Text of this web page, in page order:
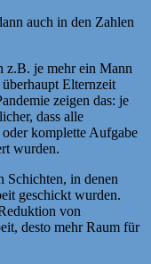
auch in den Zahlen
z.B. je mehr ein Mann
Elternzeit
zeigen das: je
dass alle
komplette Aufgabe
wurden.
Schichten, in denen
geschickt wurden.
von
desto mehr Raum für